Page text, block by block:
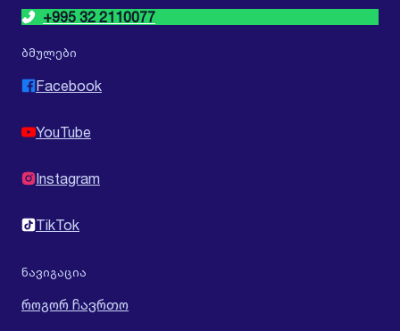
+995 32 2110077
ბმულები
Facebook
YouTube
Instagram
TikTok
ნავიგაცია
როგორ ჩავრთო